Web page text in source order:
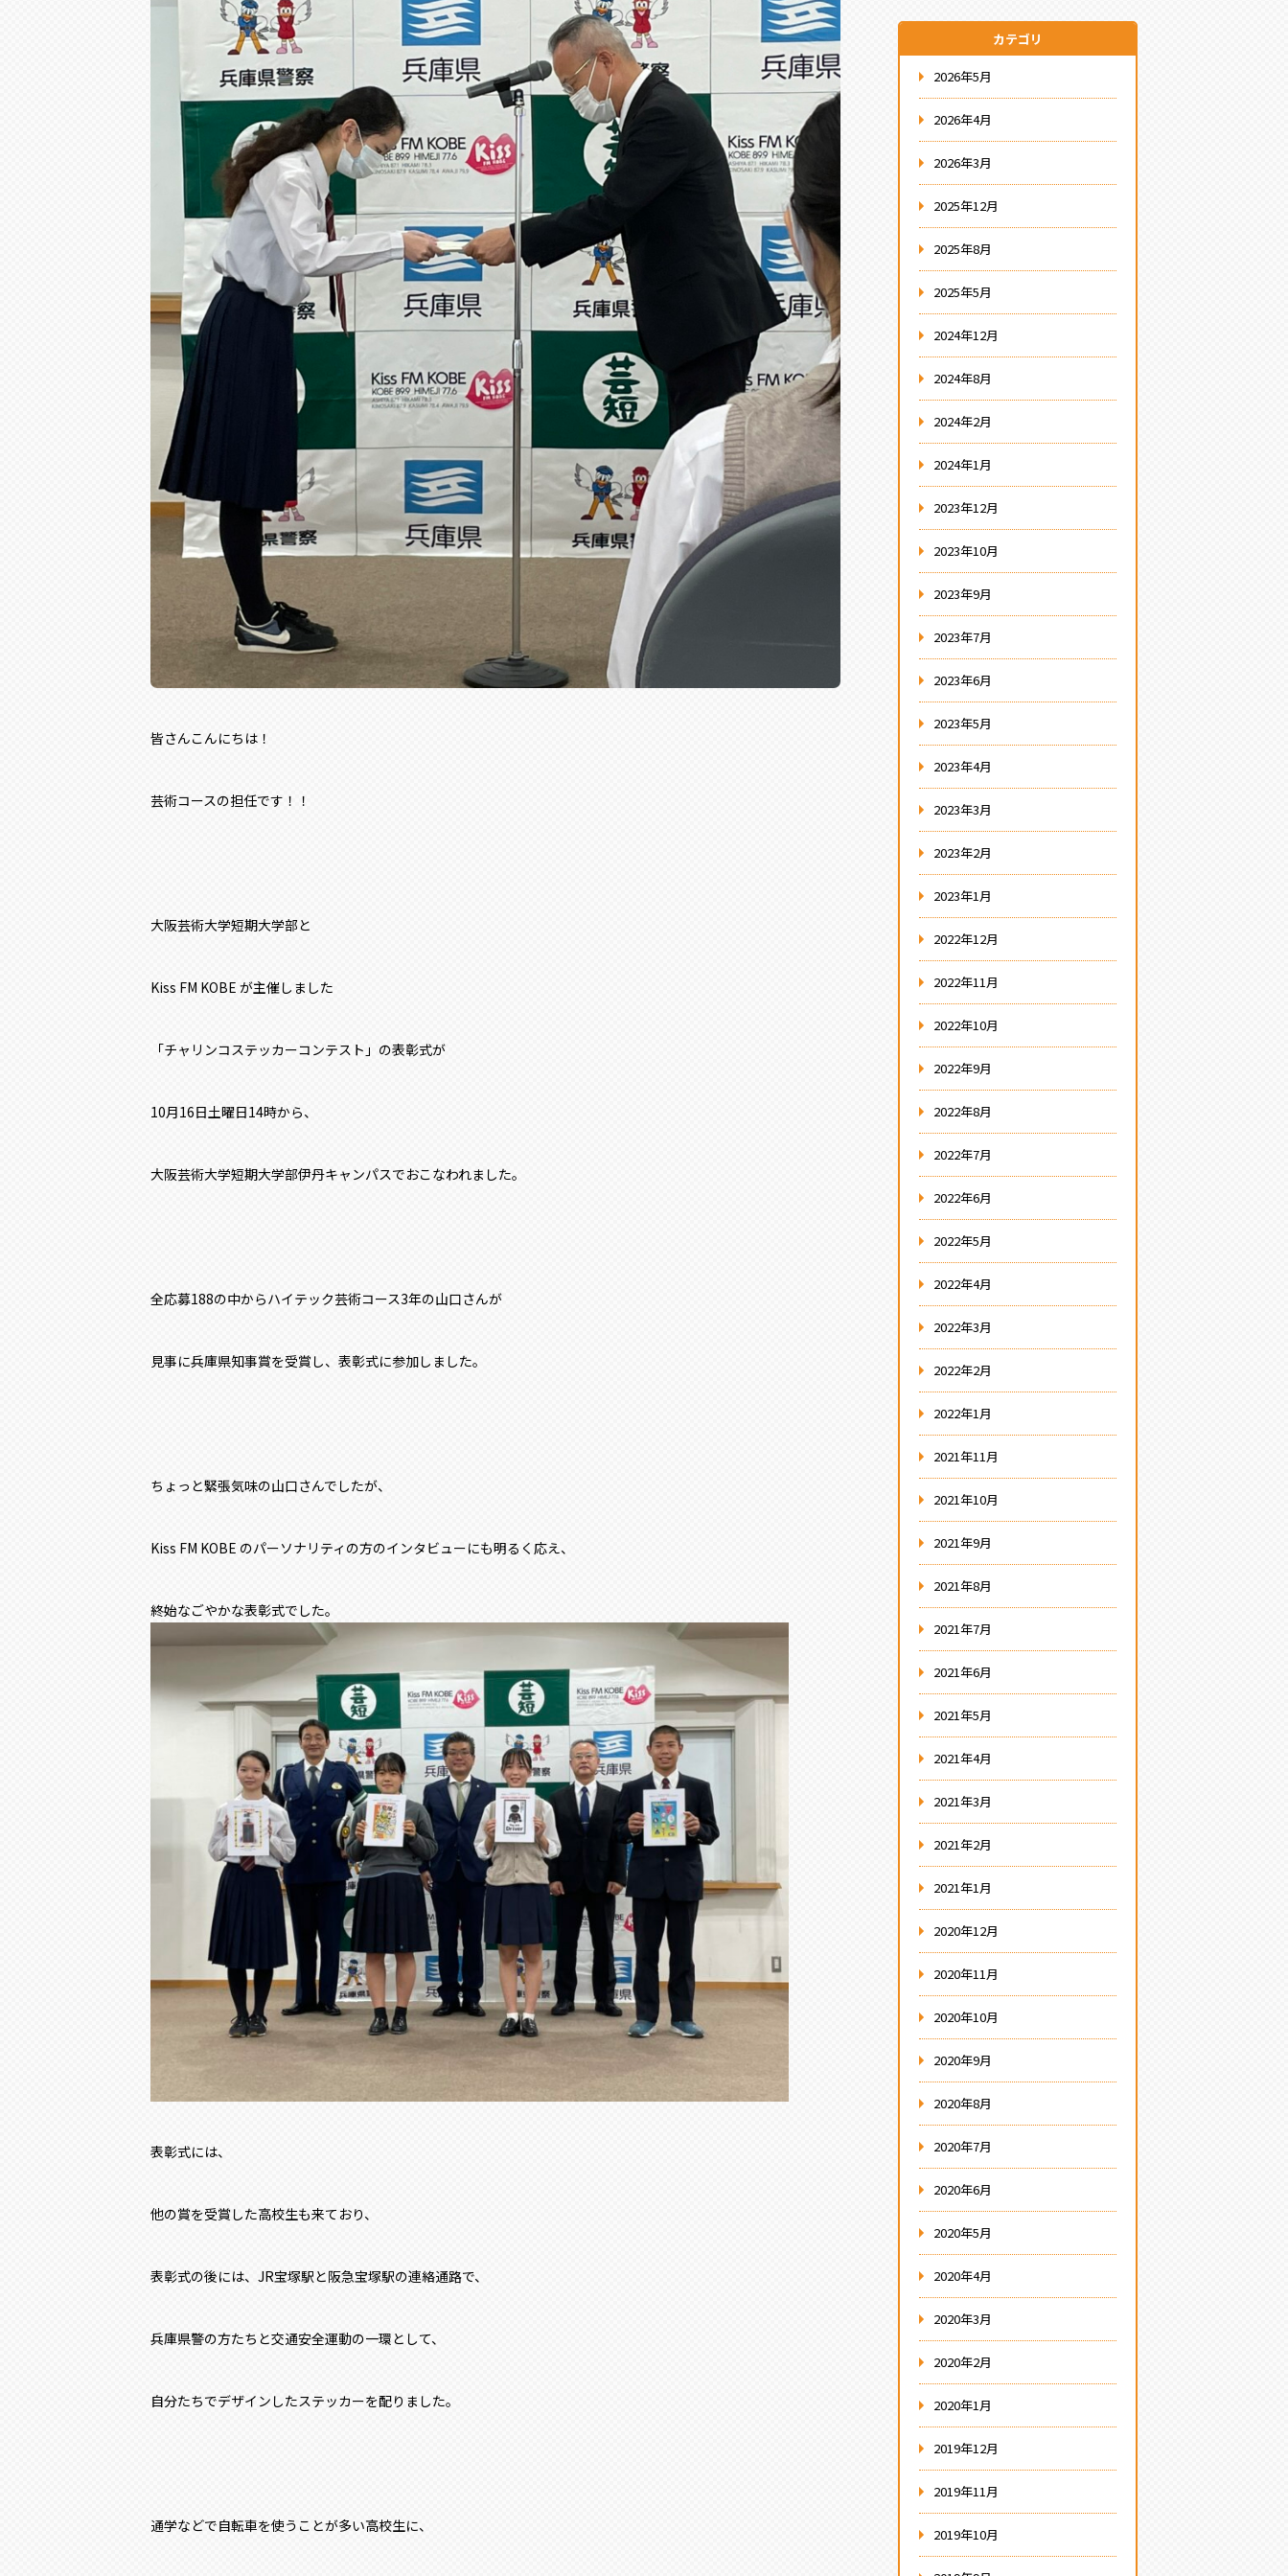
皆さんこんにちは！
芸術コースの担任です！！
大阪芸術大学短期大学部と
Kiss FM KOBE が主催しました
「チャリンコステッカーコンテスト」の表彰式が
10月16日土曜日14時から、
大阪芸術大学短期大学部伊丹キャンパスでおこなわれました。
全応募188の中からハイテック芸術コース3年の山口さんが
見事に兵庫県知事賞を受賞し、表彰式に参加しました。
ちょっと緊張気味の山口さんでしたが、
Kiss FM KOBE のパーソナリティの方のインタビューにも明るく応え、
終始なごやかな表彰式でした。
表彰式には、
他の賞を受賞した高校生も来ており、
表彰式の後には、JR宝塚駅と阪急宝塚駅の連絡通路で、
兵庫県警の方たちと交通安全運動の一環として、
自分たちでデザインしたステッカーを配りました。
通学などで自転車を使うことが多い高校生に、
カテゴリ
2026年5月
2026年4月
2026年3月
2025年12月
2025年8月
2025年5月
2024年12月
2024年8月
2024年2月
2024年1月
2023年12月
2023年10月
2023年9月
2023年7月
2023年6月
2023年5月
2023年4月
2023年3月
2023年2月
2023年1月
2022年12月
2022年11月
2022年10月
2022年9月
2022年8月
2022年7月
2022年6月
2022年5月
2022年4月
2022年3月
2022年2月
2022年1月
2021年11月
2021年10月
2021年9月
2021年8月
2021年7月
2021年6月
2021年5月
2021年4月
2021年3月
2021年2月
2021年1月
2020年12月
2020年11月
2020年10月
2020年9月
2020年8月
2020年7月
2020年6月
2020年5月
2020年4月
2020年3月
2020年2月
2020年1月
2019年12月
2019年11月
2019年10月